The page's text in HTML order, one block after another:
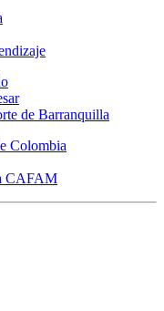
de Barranquilla
Colombia
CAFAM